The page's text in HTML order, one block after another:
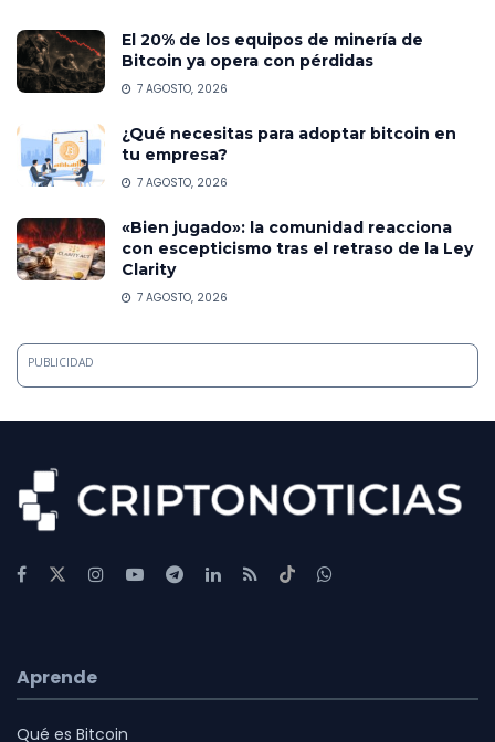
El 20% de los equipos de minería de
Bitcoin ya opera con pérdidas
7 AGOSTO, 2026
¿Qué necesitas para adoptar bitcoin en
tu empresa?
7 AGOSTO, 2026
«Bien jugado»: la comunidad reacciona
con escepticismo tras el retraso de la Ley
Clarity
7 AGOSTO, 2026
PUBLICIDAD
Aprende
Qué es Bitcoin